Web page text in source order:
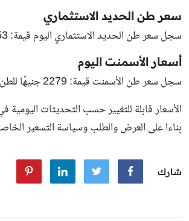
سعر طن الحديد الاستثماري
سجل سعر طن الحديد الاستثماري اليوم قيمة: 40453 جنيهًا.
أسعار الأسمنت اليوم
سجل سعر طن الأسمنت قيمة: 2279 جنيهًا للطن بالأسواق.
الأسعار قابلة للتغيير حسب التحديثات اليومية
بناءا على العرض والطلب وسياسة التسعير
شارك